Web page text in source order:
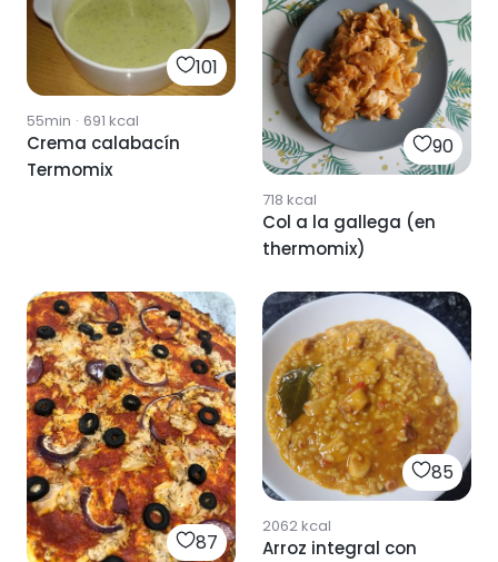
101
55min · 691 kcal
Crema calabacín
Termomix
90
718 kcal
Col a la gallega (en
thermomix)
87
85
2062kcal
Arroz integral con